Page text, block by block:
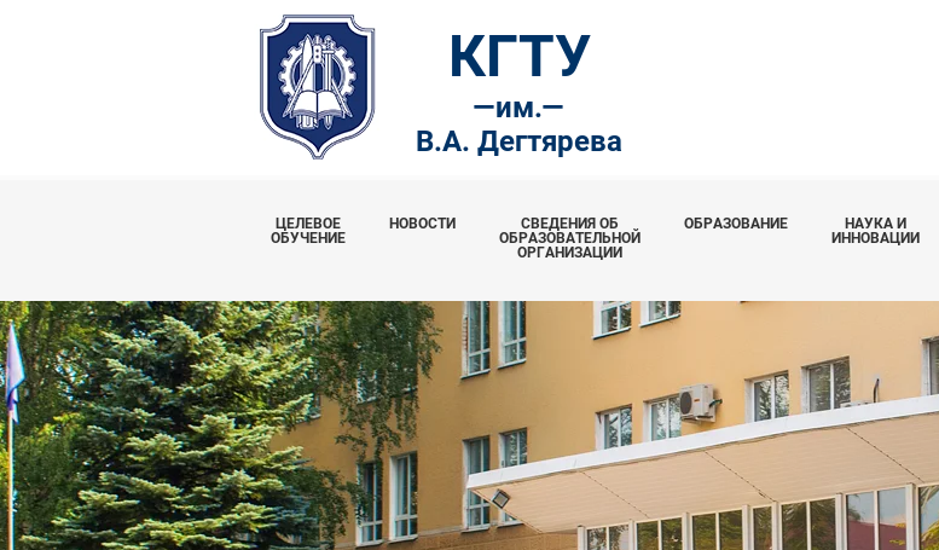
КГТУ
—им.—
В.А. Дегтярева
ЦЕЛЕВОЕ
ОБУЧЕНИЕ
НОВОСТИ
СВЕДЕНИЯ ОБ
ОБРАЗОВАТЕЛЬНОЙ
ОРГАНИЗАЦИИ
ОБРАЗОВАНИЕ
НАУКА И
ИННОВАЦИИ